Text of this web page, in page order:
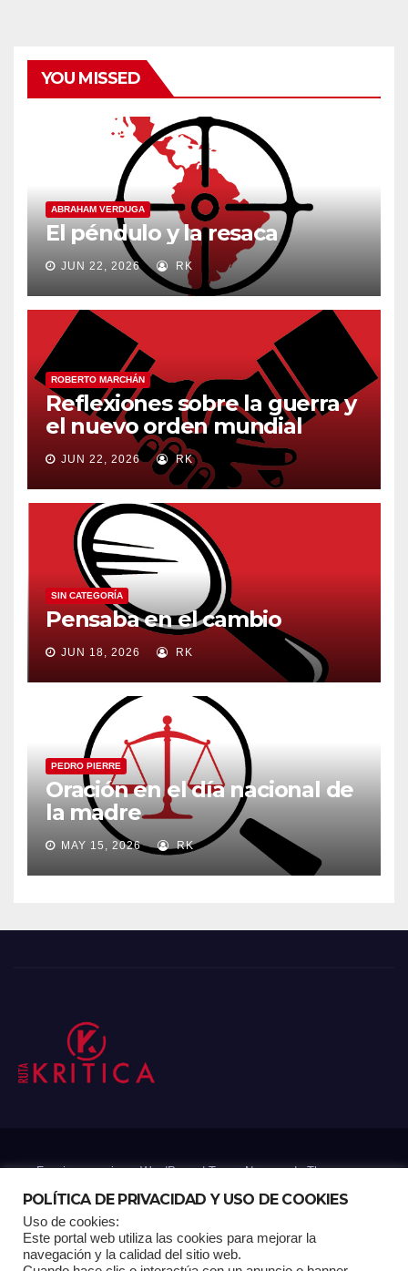
YOU MISSED
ABRAHAM VERDUGA
El péndulo y la resaca
JUN 22, 2026 RK
ROBERTO MARCHÁN
Reflexiones sobre la guerra y
el nuevo orden mundial
JUN 22, 2026 RK
SIN CATEGORÍA
Pensaba en el cambio
JUN 18, 2026 RK
PEDRO PIERRE
Oración en el día nacional de
la madre
MAY 15, 2026 RK
Funciona gracias a WordPress|Tema: Newsup deThemeansar
POLÍTICA DE PRIVACIDAD Y USO DE COOKIES
Uso de cookies:
Este portal web utiliza las cookies para mejorar la
navegación y la calidad del sitio web.